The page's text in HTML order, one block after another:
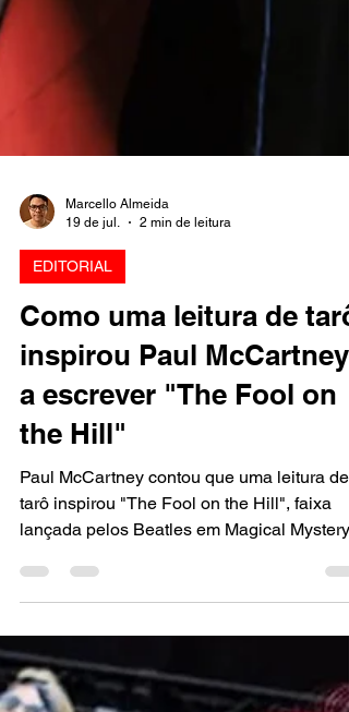
19 de jul.
2 min de leitura
EDITORIAL
Como uma leitura de tarô
inspirou Paul McCartney
a escrever "The Fool on
the Hill"
Paul McCartney contou que uma leitura de
tarô inspirou "The Fool on the Hill", faixa
lançada pelos Beatles em Magical Mystery